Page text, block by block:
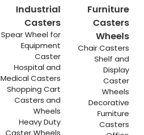
Furniture
Casters
Wheels
Chair Casters
Shelf and
Display
Caster
Wheels
Decorative
Furniture
Casters
Industrial
Casters
Spear Wheel for
Equipment
Caster
Hospital and
Medical Casters
Shopping Cart
Casters and
Wheels
Heavy Duty
Caster Wheels